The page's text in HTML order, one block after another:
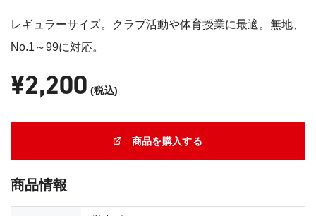
レギュラーサイズ。クラブ活動や体育授業に最適。無地、
No.1～99に対応。
¥2,200 (税込)
商品を購入する
商品情報